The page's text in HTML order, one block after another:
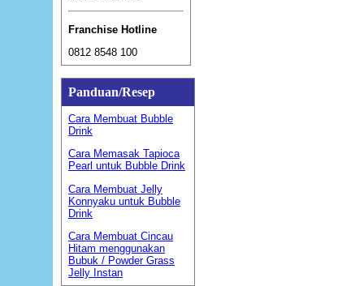
Franchise Hotline
0812 8548 100
Panduan/Resep
Cara Membuat Bubble
Drink
Cara Memasak Tapioca
Pearl untuk Bubble Drink
Cara Membuat Jelly
Konnyaku untuk Bubble
Drink
Cara Membuat Cincau
Hitam menggunakan
Bubuk / Powder Grass
Jelly Instan